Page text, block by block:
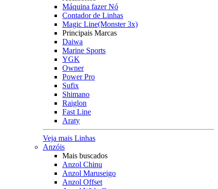
Máquina fazer Nó
Contador de Linhas
Magic Line(Monster 3x)
Principais Marcas
Daiwa
Marine Sports
YGK
Owner
Power Pro
Sufix
Shimano
Raiglon
Fast Line
Araty
Veja mais Linhas
Anzóis
Mais buscados
Anzol Chinu
Anzol Maruseigo
Anzol Offset